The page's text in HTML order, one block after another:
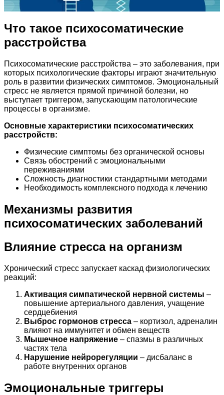
Что такое психосоматические
расстройства
Психосоматические расстройства – это заболевания, при
которых психологические факторы играют значительную
роль в развитии физических симптомов. Эмоциональный
стресс не является прямой причиной болезни, но
выступает триггером, запускающим патологические
процессы в организме.
Основные характеристики психосоматических
расстройств:
Физические симптомы без органической основы
Связь обострений с эмоциональными
переживаниями
Сложность диагностики стандартными методами
Необходимость комплексного подхода к лечению
Механизмы развития
психосоматических заболеваний
Влияние стресса на организм
Хронический стресс запускает каскад физиологических
реакций:
Активация симпатической нервной системы –
повышение артериального давления, учащение
сердцебиения
Выброс гормонов стресса – кортизол, адреналин
влияют на иммунитет и обмен веществ
Мышечное напряжение – спазмы в различных
частях тела
Нарушение нейрорегуляции – дисбаланс в
работе внутренних органов
Эмоциональные триггеры